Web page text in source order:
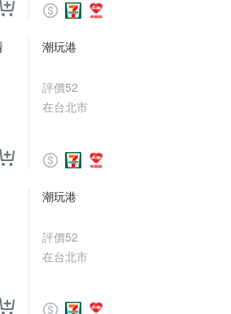
潮玩港
評價52
在台北市
潮玩港
評價52
在台北市